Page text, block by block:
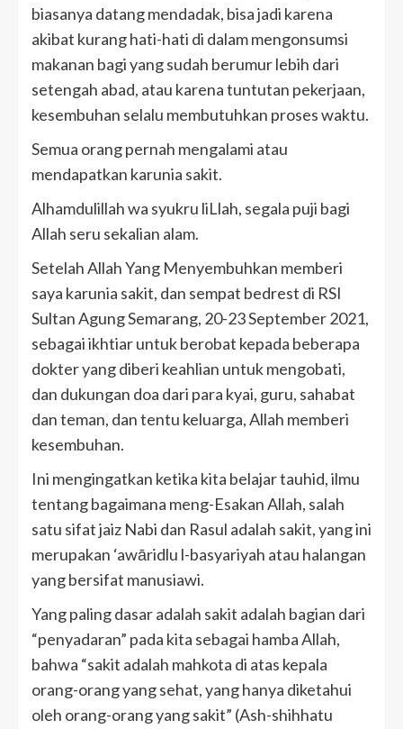
biasanya datang mendadak, bisa jadi karena
akibat kurang hati-hati di dalam mengonsumsi
makanan bagi yang sudah berumur lebih dari
setengah abad, atau karena tuntutan pekerjaan,
kesembuhan selalu membutuhkan proses waktu.
Semua orang pernah mengalami atau
mendapatkan karunia sakit.
Alhamdulillah wa syukru liLlah, segala puji bagi
Allah seru sekalian alam.
Setelah Allah Yang Menyembuhkan memberi
saya karunia sakit, dan sempat bedrest di RSI
Sultan Agung Semarang, 20-23 September 2021,
sebagai ikhtiar untuk berobat kepada beberapa
dokter yang diberi keahlian untuk mengobati,
dan dukungan doa dari para kyai, guru, sahabat
dan teman, dan tentu keluarga, Allah memberi
kesembuhan.
Ini mengingatkan ketika kita belajar tauhid, ilmu
tentang bagaimana meng-Esakan Allah, salah
satu sifat jaiz Nabi dan Rasul adalah sakit, yang ini
merupakan ‘awāridlu l-basyariyah atau halangan
yang bersifat manusiawi.
Yang paling dasar adalah sakit adalah bagian dari
“penyadaran” pada kita sebagai hamba Allah,
bahwa “sakit adalah mahkota di atas kepala
orang-orang yang sehat, yang hanya diketahui
oleh orang-orang yang sakit” (Ash-shihhatu